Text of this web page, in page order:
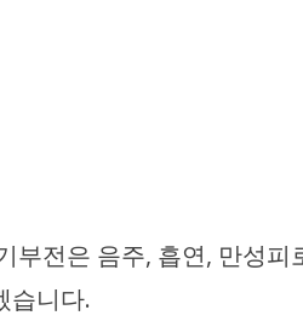
전은 음주, 흡연, 만성
습니다.